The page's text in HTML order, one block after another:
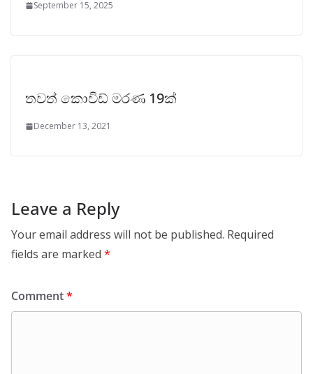
September 15, 2025
තවත් කොවිඩ් මරණ 19ක්
December 13, 2021
Leave a Reply
Your email address will not be published. Required
fields are marked *
Comment*